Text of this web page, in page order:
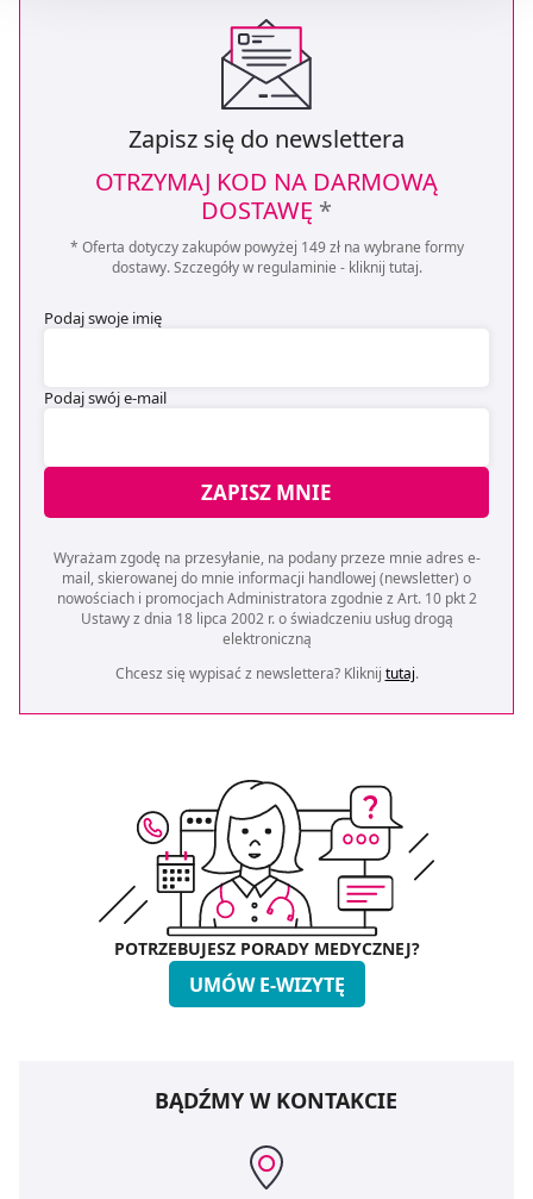
Zaakceptuj niezbędne
będzie oznaczało, że nie wyrażasz zgody na
pozyskiwanie od Ciebie danych, które nie są niezbędne
dla funkcjonowania Strony. Będzie się to jednak wiązało
z brakiem dostępu do wszystkich funkcjonalności
Zapisz się do newslettera
OTRZYMAJ KOD NA DARMOWĄ
DOSTAWĘ *
* Oferta dotyczy zakupów powyżej 149 zł na wybrane formy
dostawy. Szczegóły w regulaminie - kliknij tutaj.
Podaj swoje imię
Podaj swój e-mail
ZAPISZ MNIE
Wyrażam zgodę na przesyłanie, na podany przeze mnie adres e-
mail, skierowanej do mnie informacji handlowej (newsletter) o
nowościach i promocjach Administratora zgodnie z Art. 10 pkt 2
Ustawy z dnia 18 lipca 2002 r. o świadczeniu usług drogą
elektroniczną
Chcesz się wypisać z newslettera? Kliknij tutaj.
POTRZEBUJESZ PORADY MEDYCZNEJ?
UMÓW E-WIZYTĘ
BĄDŹMY W KONTAKCIE